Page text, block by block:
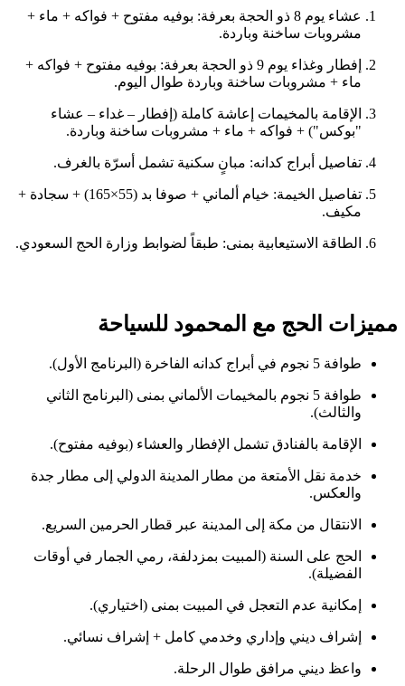
عشاء يوم 8 ذو الحجة بعرفة: بوفيه مفتوح + فواكه + ماء +
مشروبات ساخنة وباردة.
إفطار وغذاء يوم 9 ذو الحجة بعرفة: بوفيه مفتوح + فواكه +
ماء + مشروبات ساخنة وباردة طوال اليوم.
الإقامة بالمخيمات إعاشة كاملة (إفطار – غداء – عشاء
"بوكس") + فواكه + ماء + مشروبات ساخنة وباردة.
تفاصيل أبراج كدانه: مبانٍ سكنية تشمل أسرّة بالغرف.
تفاصيل الخيمة: خيام ألماني + صوفا بد (55×165) + سجادة +
مكيف.
الطاقة الاستيعابية بمنى: طبقاً لضوابط وزارة الحج السعودي.
مميزات الحج مع المحمود للسياحة
طوافة 5 نجوم في أبراج كدانه الفاخرة (البرنامج الأول).
طوافة 5 نجوم بالمخيمات الألماني بمنى (البرنامج الثاني
والثالث).
الإقامة بالفنادق تشمل الإفطار والعشاء (بوفيه مفتوح).
خدمة نقل الأمتعة من مطار المدينة الدولي إلى مطار جدة
والعكس.
الانتقال من مكة إلى المدينة عبر قطار الحرمين السريع.
الحج على السنة (المبيت بمزدلفة، رمي الجمار في أوقات
الفضيلة).
إمكانية عدم التعجل في المبيت بمنى (اختياري).
إشراف ديني وإداري وخدمي كامل + إشراف نسائي.
واعظ ديني مرافق طوال الرحلة.